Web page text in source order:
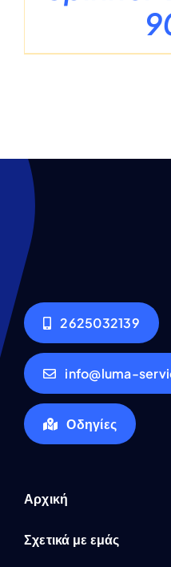
2625032139
info@luma-
Οδηγίες
Αρχική
Σχετικά με εμάς